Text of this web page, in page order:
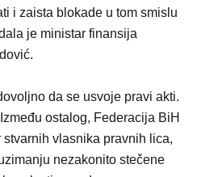
i zaista blokade u tom smislu
je ministar finansija
da se usvoje pravi akti.
ostalog, Federacija BiH
vlasnika pravnih lica,
nezakonito stečene